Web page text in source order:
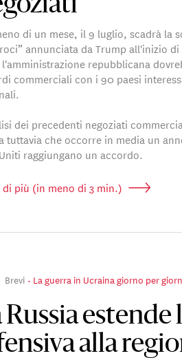
di un mese, il 9 luglio, scadrà la
annunciata da Trump all'inizio
repubblicana
commerciali con i 90 paesi
dei precedenti negoziati
tuttavia che occorre in media un
raggiungano un accordo.
di più (in meno di 3 min.)
Brevi La guerra in Ucraina giorno per
Russia estende
alla